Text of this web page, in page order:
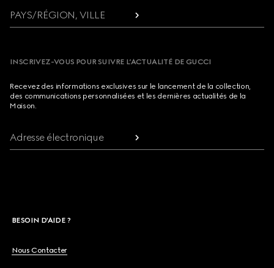
PAYS/RÉGION, VILLE
INSCRIVEZ-VOUS POUR SUIVRE L’ACTUALITÉ DE GUCCI
Recevez des informations exclusives sur le lancement de la collection,
des communications personnalisées et les dernières actualités de la
Maison.
Adresse électronique
BESOIN D'AIDE ?
Nous Contacter